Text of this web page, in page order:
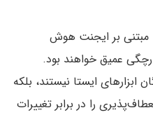
مبتنی بر ایجنت هوش
عمیق خواهند بود.
ابزارهای ایستا نیستند، بلکه
را در برابر تغییرات